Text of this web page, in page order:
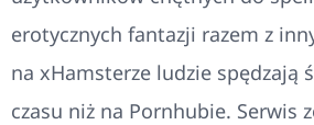
erotycznych fantazji razem z
na xHamsterze ludzie spędzają
czasu niż na Pornhubie. Serwis